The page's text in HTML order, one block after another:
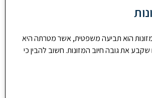
הוא תביעה משפטית, אשר מטרתה היא
שקבע את גובה חיוב המזונות. חשוב להבין כי